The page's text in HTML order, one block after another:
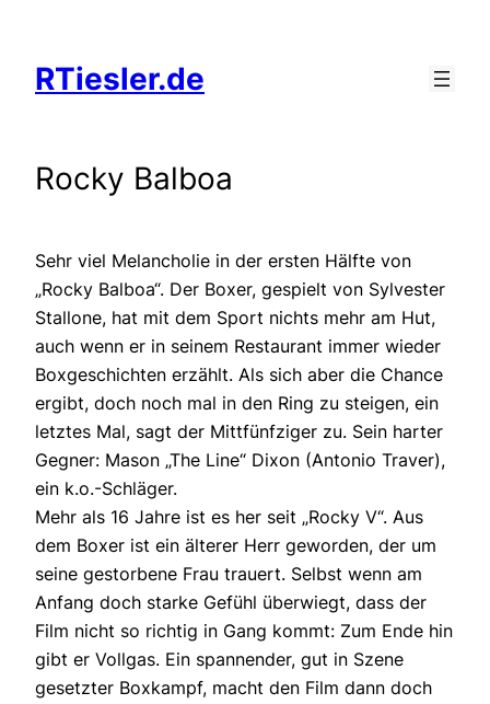
springen
RTiesler.de
Rocky Balboa
Sehr viel Melancholie in der ersten Hälfte von
„Rocky Balboa“. Der Boxer, gespielt von Sylvester
Stallone, hat mit dem Sport nichts mehr am Hut,
auch wenn er in seinem Restaurant immer wieder
Boxgeschichten erzählt. Als sich aber die Chance
ergibt, doch noch mal in den Ring zu steigen, ein
letztes Mal, sagt der Mittfünfziger zu. Sein harter
Gegner: Mason „The Line“ Dixon (Antonio Traver),
ein k.o.-Schläger.
Mehr als 16 Jahre ist es her seit „Rocky V“. Aus
dem Boxer ist ein älterer Herr geworden, der um
seine gestorbene Frau trauert. Selbst wenn am
Anfang doch starke Gefühl überwiegt, dass der
Film nicht so richtig in Gang kommt: Zum Ende hin
gibt er Vollgas. Ein spannender, gut in Szene
gesetzter Boxkampf, macht den Film dann doch